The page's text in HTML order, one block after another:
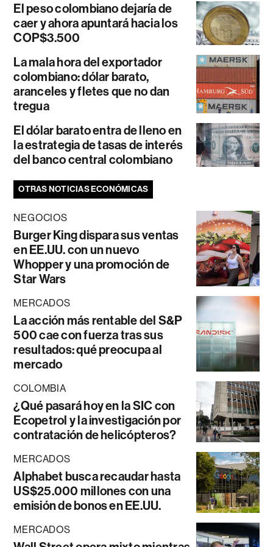
El peso colombiano dejaría de
caer y ahora apuntará hacia los
COP$3.500
La mala hora del exportador
colombiano: dólar barato,
aranceles y fletes que no dan
tregua
El dólar barato entra de lleno en
la estrategia de tasas de interés
del banco central colombiano
OTRAS NOTICIAS ECONÓMICAS
NEGOCIOS
Burger King dispara sus ventas
en EE.UU. con un nuevo
Whopper y una promoción de
Star Wars
MERCADOS
La acción más rentable del S&P
500 cae con fuerza tras sus
resultados: qué preocupa al
mercado
COLOMBIA
¿Qué pasará hoy en la SIC con
Ecopetrol y la investigación por
contratación de helicópteros?
MERCADOS
Alphabet busca recaudar hasta
US$25.000 millones con una
emisión de bonos en EE.UU.
MERCADOS